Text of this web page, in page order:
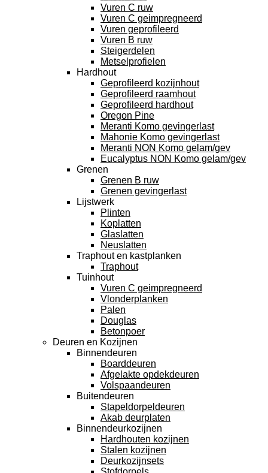
Vuren C ruw
Vuren C geimpregneerd
Vuren geprofileerd
Vuren B ruw
Steigerdelen
Metselprofielen
Hardhout
Geprofileerd kozijnhout
Geprofileerd raamhout
Geprofileerd hardhout
Oregon Pine
Meranti Komo gevingerlast
Mahonie Komo gevingerlast
Meranti NON Komo gelam/gev
Eucalyptus NON Komo gelam/gev
Grenen
Grenen B ruw
Grenen gevingerlast
Lijstwerk
Plinten
Koplatten
Glaslatten
Neuslatten
Traphout en kastplanken
Traphout
Tuinhout
Vuren C geimpregneerd
Vlonderplanken
Palen
Douglas
Betonpoer
Deuren en Kozijnen
Binnendeuren
Boarddeuren
Afgelakte opdekdeuren
Volspaandeuren
Buitendeuren
Stapeldorpeldeuren
Akab deurplaten
Binnendeurkozijnen
Hardhouten kozijnen
Stalen kozijnen
Deurkozijnsets